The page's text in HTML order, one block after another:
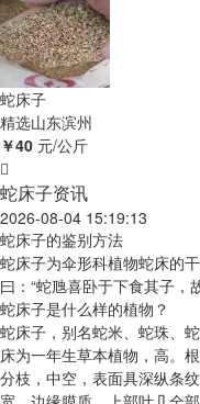
蛇床子
精选山东滨州
￥40 元/公斤
蛇床子资讯
2026-08-04 15:19:13
蛇床子的鉴别方法
蛇床子为伞形科植物蛇床的
曰：“蛇虺喜卧于下食其子，
蛇床子是什么样的植物？
蛇床子，别名蛇米、蛇珠、
床为一年生草本植物，高。
分枝，中空，表面具深纵条